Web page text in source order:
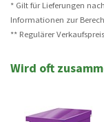
* Gilt für Lieferungen
Informationen zur
** Regulärer
Wird oft